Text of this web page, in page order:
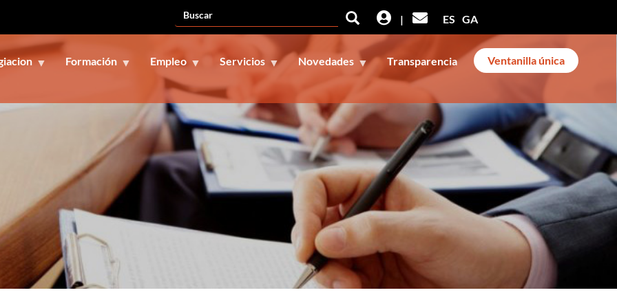
Buscar
Buscar | ES GA
Formación Empleo Servicios Novedades Transparencia Ventanilla única